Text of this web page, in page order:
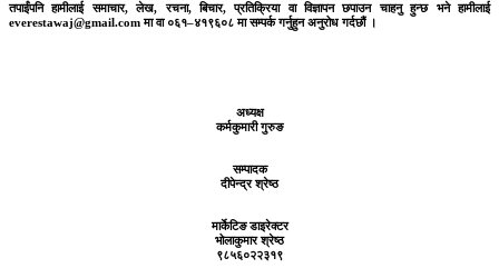
तपाईंपनि हामीलाई समाचार, लेख, रचना, बिचार, प्रतिक्रिया वा विज्ञापन छपाउन चाहनु हुन्छ भने हामीलाई
everestawaj@gmail.com मा वा ०६१–४१९६०८ मा सम्पर्क गर्नुहुन अनुरोध गर्दछौं ।
अध्यक्ष
कर्मकुमारी गुरुङ
सम्पादक
दीपेन्द्र श्रेष्ठ
मार्केटिङ डाइरेक्टर
भोलाकुमार श्रेष्ठ
९८५६०२२३१९